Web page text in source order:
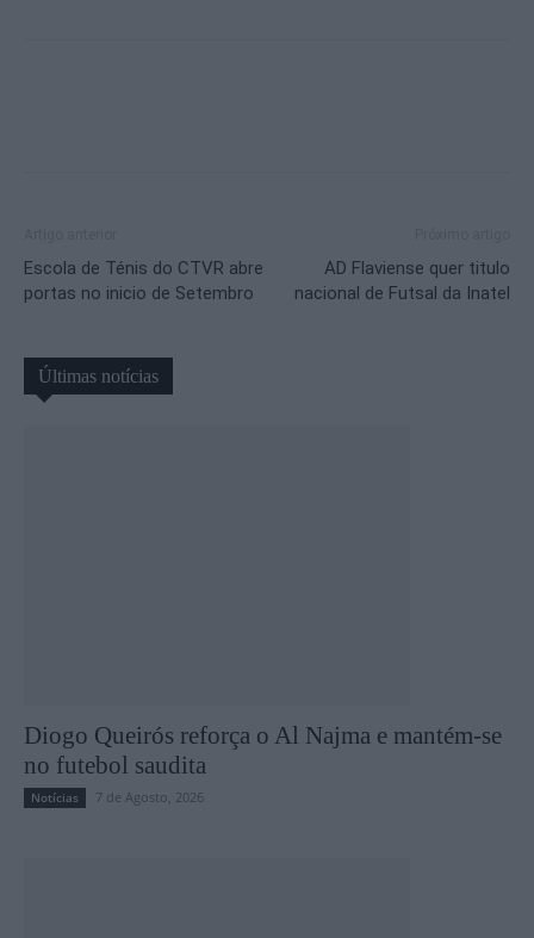
Escola de Ténis do CTVR abre
portas no inicio de Setembro
AD Flaviense quer titulo
nacional de Futsal da Inatel
Últimas notícias
Diogo Queirós reforça o Al Najma e mantém-se
no futebol saudita
Notícias 7 de Agosto, 2026